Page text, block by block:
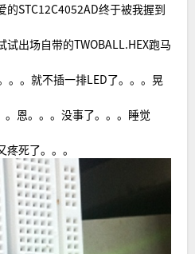
STC12C4052AD终于被我握到
出场自带的TWOBALL.HEX跑马
。。就不插一排LED了。。。晃
恩。。。没事了。。。睡觉
死了。。。